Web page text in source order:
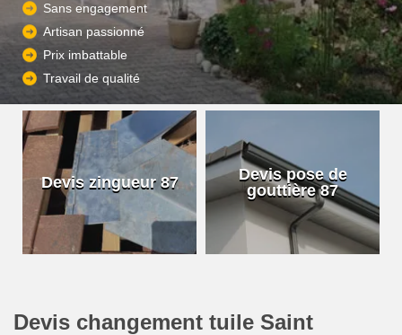
Sans engagement
Artisan passionné
Prix imbattable
Travail de qualité
Devis zingueur 87
Devis pose de
gouttière 87
Devis changement tuile Saint